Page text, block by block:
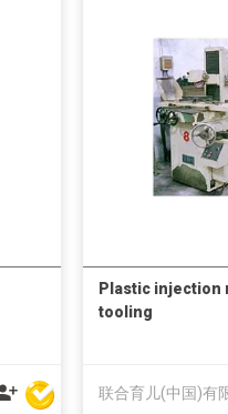
Plastic injection
tooling
联合育儿(中国)有